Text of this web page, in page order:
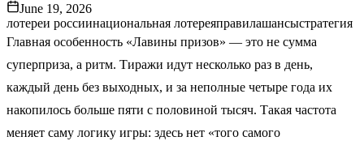
June 19, 2026
лотереи россиинациональная лотереяправилашансыстратегия
Главная особенность «Лавины призов» — это не сумма
суперприза, а ритм. Тиражи идут несколько раз в день,
каждый день без выходных, и за неполные четыре года их
накопилось больше пяти с половиной тысяч. Такая частота
меняет саму логику игры: здесь нет «того самого